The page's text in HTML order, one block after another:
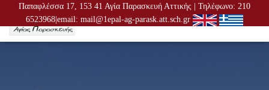
Παπαφλέσσα 17, 153 41 Αγία Παρασκευή Αττικής | Τηλέφωνο: 210
6523968|email: mail@1epal-ag-parask.att.sch.gr
Ν